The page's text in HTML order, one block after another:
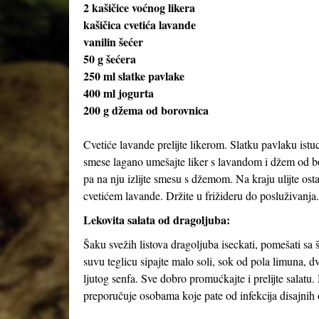
2 kašičice voćnog likera
kašičica cvetića lavande
vanilin šećer
50 g šećera
250 ml slatke pavlake
400 ml jogurta
200 g džema od borovnica
Cvetiće lavande prelijte likerom. Slatku pavlaku
smese lagano umešajte liker s lavandom i džem od
pa na nju izlijte smesu s džemom. Na kraju ulijte
cvetićem lavande. Držite u frižideru do
Lekovita salata od dragoljuba:
Šaku svežih listova dragoljuba iseckati, pomešati
suvu teglicu sipajte malo soli, sok od pola limuna,
ljutog senfa. Sve dobro promućkajte i prelijte
preporučuje osobama koje pate od infekcija disajnih